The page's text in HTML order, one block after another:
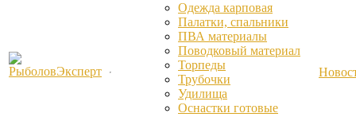
Одежда карповая
Палатки, спальники
ПВА материалы
Поводковый материал
Торпеды
Трубочки
Удилища
Оснастки готовые